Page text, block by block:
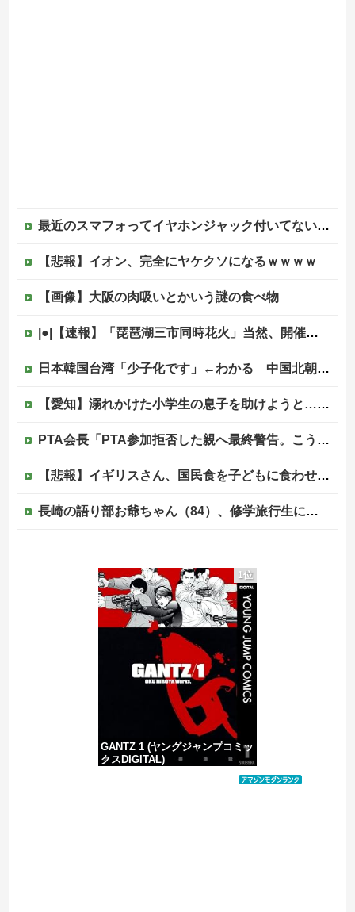
最近のスマフォってイヤホンジャック付いてないの?
【悲報】イオン、完全にヤケクソになるｗｗｗｗ
【画像】大阪の肉吸いとかいう謎の食べ物
|●|【速報】「琵琶湖三市同時花火」当然、開催中止を発表 主催「今後案内するので個別返信できません」返金明言なく今後ご案内で終わる
日本韓国台湾「少子化です」←わかる 中国北朝鮮「少子化です」←強権国家でも止められないのかよ他
【愛知】溺れかけた小学生の息子を助けようと…40歳父親が溺れ死亡 家族3人で川遊びに 息子は妻に助けられる
PTA会長「PTA参加拒否した親へ最終警告。こうなってもいい？」
【悲報】イギリスさん、国民食を子どもに食わせるのを諦めるｗｗｗｗｗｗｗ
長崎の語り部お爺ちゃん（84）、修学旅行生に「日本も原爆を持たないと負ける」と言われびっくり！ 被団協代表（85）も中学生に「核を持たないで日本...
海外「日本の電車旅で最高に気分を上げてくれるものがコレ！」→「分かるよ、凄くワクワクする・・・！」【海外の反応】
避難所にベッドがない！と文句たらたらだった左派、実際に避難所にベッドが搬入されてしまった結果……
【やりかねん】永住許可厳格化で中国SNSでは…
1位
GANTZ 1 (ヤングジャンプコミッ
クスDIGITAL)
価格：¥100